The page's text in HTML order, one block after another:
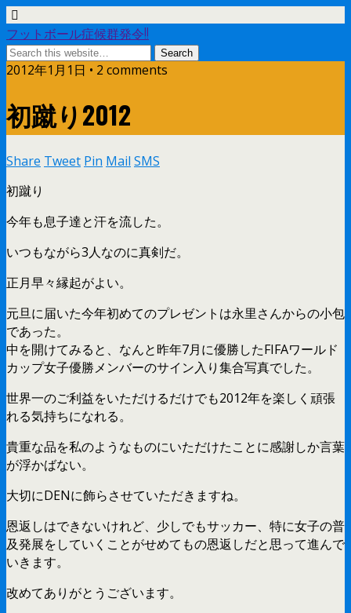
フットボール症候群発令!!
2012年1月1日 • 2 comments
初蹴り2012
Share Tweet Pin Mail SMS
初蹴り
今年も息子達と汗を流した。
いつもながら3人なのに真剣だ。
正月早々縁起がよい。
元旦に届いた今年初めてのプレゼントは永里さんからの小包
であった。
中を開けてみると、なんと昨年7月に優勝したFIFAワールド
カップ女子優勝メンバーのサイン入り集合写真でした。
世界一のご利益をいただけるだけでも2012年を楽しく頑張
れる気持ちになれる。
貴重な品を私のようなものにいただけたことに感謝しか言葉
が浮かばない。
大切にDENに飾らさせていただきますね。
恩返しはできないけれど、少しでもサッカー、特に女子の普
及発展をしていくことがせめてもの恩返しだと思って進んで
いきます。
改めてありがとうございます。